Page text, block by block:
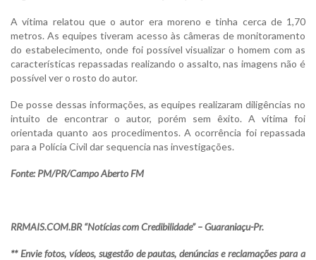
A vítima relatou que o autor era moreno e tinha cerca de 1,70
metros. As equipes tiveram acesso às câmeras de monitoramento
do estabelecimento, onde foi possível visualizar o homem com as
características repassadas realizando o assalto, nas imagens não é
possível ver o rosto do autor.
De posse dessas informações, as equipes realizaram diligências no
intuito de encontrar o autor, porém sem êxito. A vítima foi
orientada quanto aos procedimentos. A ocorrência foi repassada
para a Polícia Civil dar sequencia nas investigações.
Fonte: PM/PR/Campo Aberto FM
RRMAIS.COM.BR “Notícias com Credibilidade” – Guaraniaçu-Pr.
** Envie fotos, vídeos, sugestão de pautas, denúncias e reclamações para a